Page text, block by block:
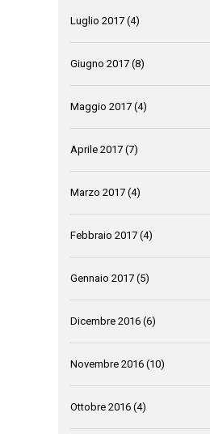
Luglio 2017 (4)
Giugno 2017 (8)
Maggio 2017 (4)
Aprile 2017 (7)
Marzo 2017 (4)
Febbraio 2017 (4)
Gennaio 2017 (5)
Dicembre 2016 (6)
Novembre 2016 (10)
Ottobre 2016 (4)